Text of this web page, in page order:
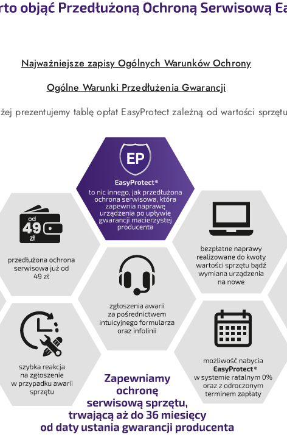
Najważniejsze zapisy Ogólnych Warunków Ochrony
Ogólne Warunki Przedłużenia Gwarancji
prezentujemy tablę opłat EasyProtect zależną od wartości